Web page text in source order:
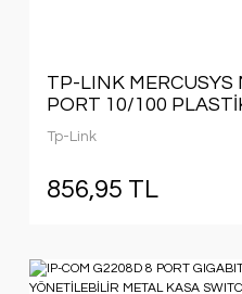
TP-LINK MERCUSYS
PORT 10/100
SWITCH
Tp-Link
856,95 TL